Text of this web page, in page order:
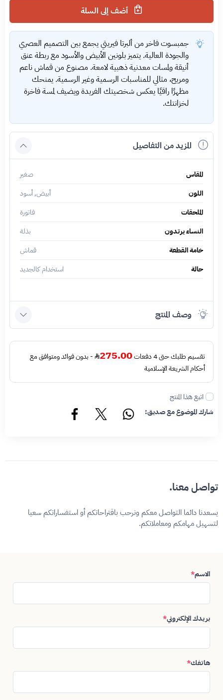
جمبسوت فاخر من ألبرتا فيريتي يجمع بين التصميم العصري
والجودة العالية. يتميز بلونين الأبيض والأسود مع ربطة عنق
أنيقة ولمسات معدنية ذهبية لامعة. مصنوع من قماش ناعم
ومريح، مثالي للمناسبات الرسمية وغير الرسمية. يمنحك
مظهرًا راقيًا يعكس شخصيتك الفريدة ويضيف لمسة فاخرة
لخزانتك.
المزيد من التفاصيل
المقاس
صغير
اللون
أبيض, أسود
الملحقات
فاتورة
النساء يرتدون
بذلة
خامة القطعة
قماش
حالة
استخدام كالجديد
وصف المنتج
تقسيم طلبك حتى 4 دفعات 275.00
- بدون فوائد ومتوافق مع
أحكام الشريعة الإسلامية
اتبع هذا المنتج
شارك الموضوع مع صديق:
تواصل معنا.
يسعدنا دائما التواصل معكم ونرحب باقتراحاتكم أو استفساراتكم سعيا
لتسهيل مهامكم ومعاملاتكم.
الاسم*
بريدك الإلكتروني*
هاتفك*